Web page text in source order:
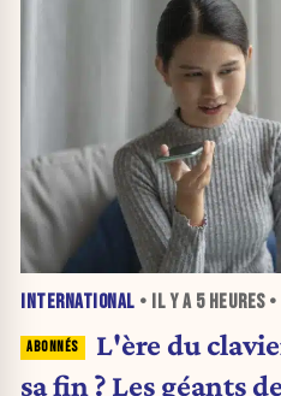
INTERNATIONAL • IL Y A 5 HEURES•
L'ère du
sa fin ? Les géants